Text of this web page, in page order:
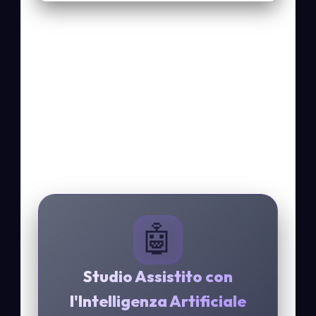
🤖
Studio Assistito con
l'Intelligenza Artificiale